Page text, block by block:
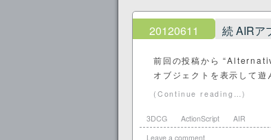
20120611 続 AIRア
前回の投稿から
オブジェクトを表示して遊
(Continue reading…)
3DCG ActionScript AIR
Leave a comment